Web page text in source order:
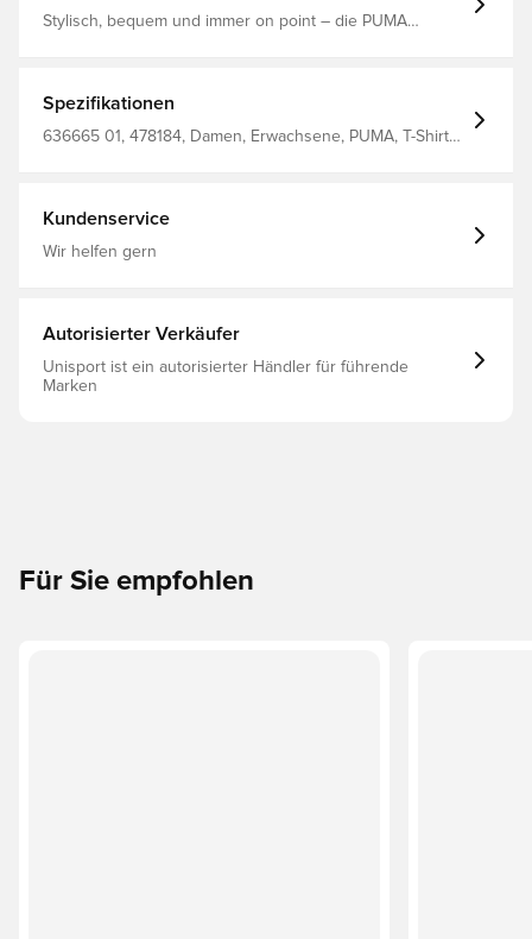
Stylisch, bequem und immer on point – die PUMA
Vibe. Entworfen für: Lifestyle by PUMA Passform: Eng
Länge: Kurzer Schnitt Ausschnitt: Rundhalsausschnitt
Hauptmaterial: Rippstrick Kurze Ärmel
Spezifikationen
636665 01, 478184, Damen, Erwachsene, PUMA, T-Shirts,
Kundenservice
Wir helfen gern
Autorisierter Verkäufer
Unisport ist ein autorisierter Händler für führende
Marken
Für Sie empfohlen